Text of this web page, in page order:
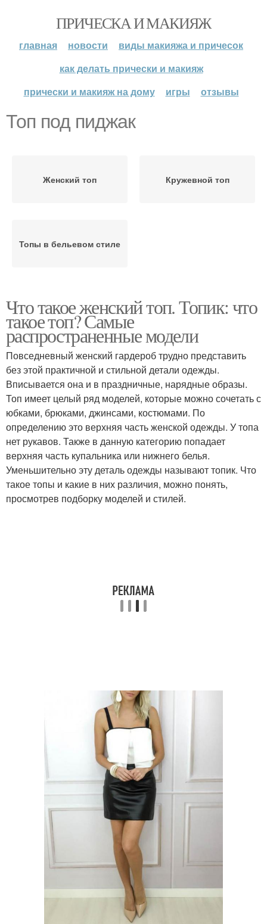
ПРИЧЕСКА И МАКИЯЖ
главная новости
виды макияжа и причесок
как делать прически и макияж
прически и макияж на дому
игры отзывы
Топ под пиджак
Женский топ Кружевной топ
Топы в бельевом стиле
Что такое женский топ. Топик: что
такое топ? Самые
распространенные модели
Повседневный женский гардероб трудно представить
без этой практичной и стильной детали одежды.
Вписывается она и в праздничные, нарядные образы.
Топ имеет целый ряд моделей, которые можно сочетать с
юбками, брюками, джинсами, костюмами. По
определению это верхняя часть женской одежды. У топа
нет рукавов. Также в данную категорию попадает
верхняя часть купальника или нижнего белья.
Уменьшительно эту деталь одежды называют топик. Что
такое топы и какие в них различия, можно понять,
просмотрев подборку моделей и стилей.